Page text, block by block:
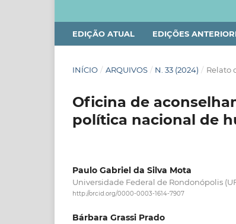
EDIÇÃO ATUAL EDIÇÕES
INÍCIO / ARQUIVOS / N. 33 (2024) / Relato
Oficina de
política nacional de
Paulo Gabriel da Silva Mota
Universidade Federal de Rondonópolis
http://orcid.org/0000-0003-1614-7907
Bárbara Grassi Prado